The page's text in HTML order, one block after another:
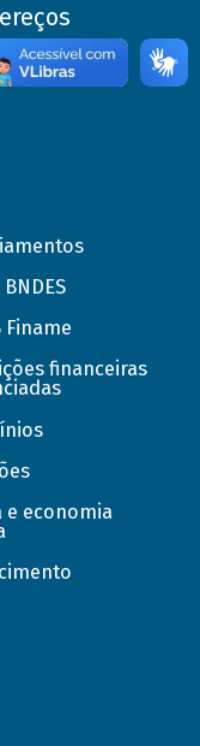
Finame
financeiras
e economia